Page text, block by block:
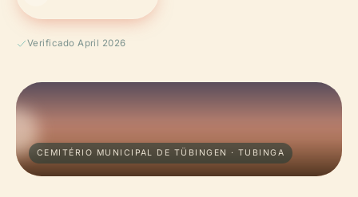
Verificado April 2026
CEMITÉRIO MUNICIPAL DE TÜBINGEN · TUBINGA